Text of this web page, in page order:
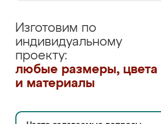
Изготовим по
индивидуальному
проекту:
любые размеры, цвета
и материалы